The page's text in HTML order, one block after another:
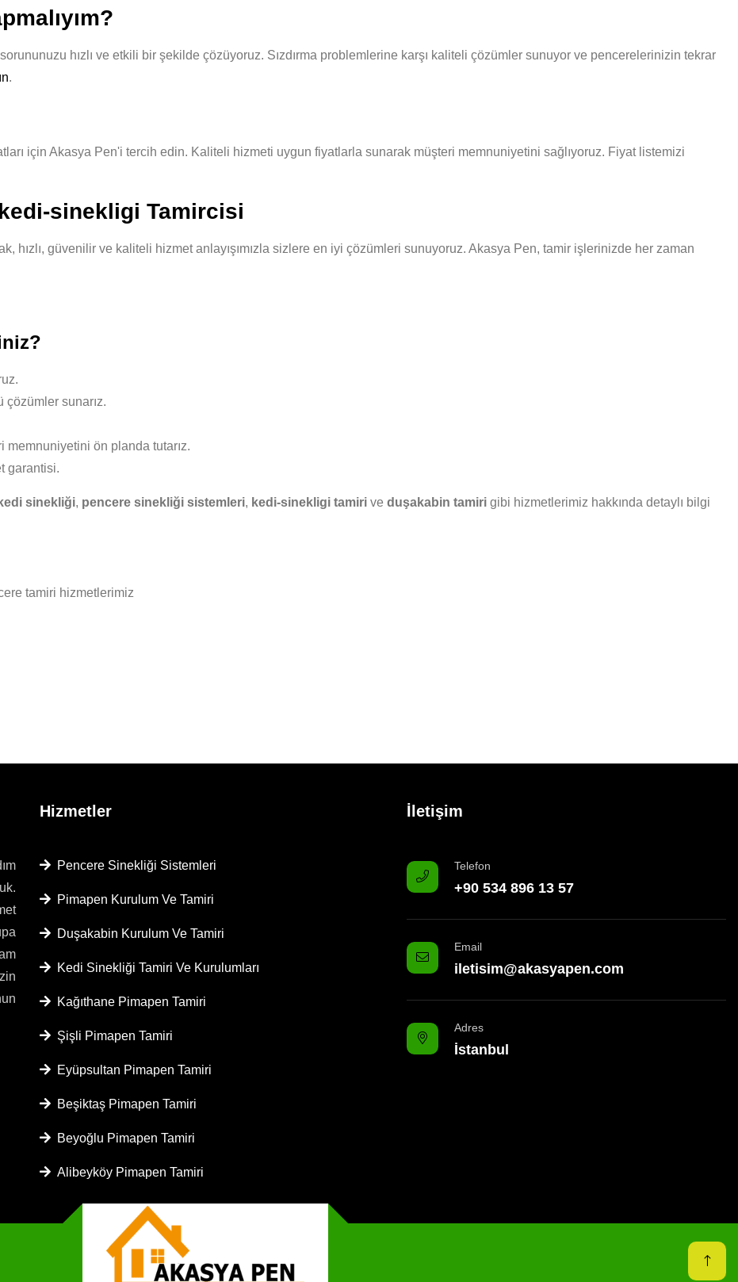
hızlı ve etkili bir şekilde çözüyoruz. Sızdırma problemlerine karşı kaliteli çözümler sunuyor ve pencerelerinizin tekrar
.
için Akasya Pen'i tercih edin. Kaliteli hizmeti uygun fiyatlarla sunarak müşteri memnuniyetini sağlıyoruz. Fiyat listemizi
sinekligi Tamircisi
hızlı, güvenilir ve kaliteli hizmet anlayışımızla sizlere en iyi çözümleri sunuyoruz. Akasya Pen, tamir işlerinizde her zaman
sunarız.
memnuniyetini ön planda tutarız.
garantisi.
kedi sinekliği, pencere sinekliği sistemleri, kedi-sinekligi tamiri ve duşakabin tamiri gibi hizmetlerimiz hakkında detaylı bilgi
tamiri hizmetlerimiz
Hizmetler
Pencere Sinekliği Sistemleri
Pimapen Kurulum Ve Tamiri
Duşakabin Kurulum Ve Tamiri
Kedi Sinekliği Tamiri Ve Kurulumları
Kağıthane Pimapen Tamiri
Şişli Pimapen Tamiri
Eyüpsultan Pimapen Tamiri
Beşiktaş Pimapen Tamiri
Beyoğlu Pimapen Tamiri
Alibeyköy Pimapen Tamiri
İletişim
Telefon
+90 534 896 13 57
Email
iletisim@akasyapen.com
Adres
İstanbul